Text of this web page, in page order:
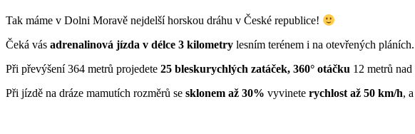
Tak máme v Dolni Moravě nejdelší horskou dráhu v České republice!
Čeká vás adrenalinová jízda v délce 3 kilometry lesním terénem i na otevřených pláních.
Při převýšení 364 metrů projedete 25 bleskurychlých zatáček, 360° otáčku 12 metrů nad
Při jízdě na dráze mamutích rozměrů se sklonem až 30% vyvinete rychlost až 50 km/h,